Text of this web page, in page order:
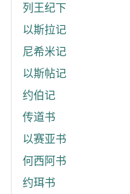
列王纪下
以斯拉记
尼希米记
以斯帖记
约伯记
传道书
以赛亚书
何西阿书
约珥书